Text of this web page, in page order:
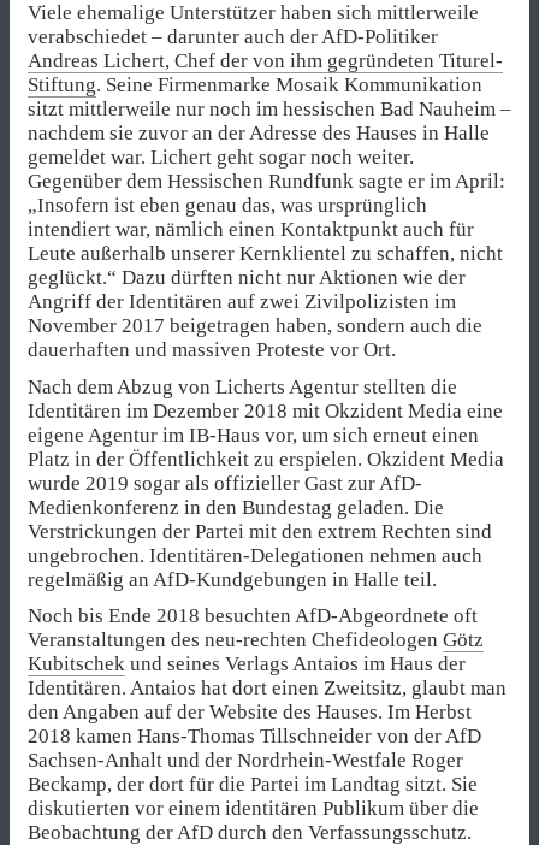
Viele ehemalige Unterstützer haben sich mittlerweile
verabschiedet – darunter auch der AfD-Politiker
Andreas Lichert, Chef der von ihm gegründeten Titurel-
Stiftung. Seine Firmenmarke Mosaik Kommunikation
sitzt mittlerweile nur noch im hessischen Bad Nauheim –
nachdem sie zuvor an der Adresse des Hauses in Halle
gemeldet war. Lichert geht sogar noch weiter.
Gegenüber dem Hessischen Rundfunk sagte er im April:
„Insofern ist eben genau das, was ursprünglich
intendiert war, nämlich einen Kontaktpunkt auch für
Leute außerhalb unserer Kernklientel zu schaffen, nicht
geglückt.“ Dazu dürften nicht nur Aktionen wie der
Angriff der Identitären auf zwei Zivilpolizisten im
November 2017 beigetragen haben, sondern auch die
dauerhaften und massiven Proteste vor Ort.
Nach dem Abzug von Licherts Agentur stellten die
Identitären im Dezember 2018 mit Okzident Media eine
eigene Agentur im IB-Haus vor, um sich erneut einen
Platz in der Öffentlichkeit zu erspielen. Okzident Media
wurde 2019 sogar als offizieller Gast zur AfD-
Medienkonferenz in den Bundestag geladen. Die
Verstrickungen der Partei mit den extrem Rechten sind
ungebrochen. Identitären-Delegationen nehmen auch
regelmäßig an AfD-Kundgebungen in Halle teil.
Noch bis Ende 2018 besuchten AfD-Abgeordnete oft
Veranstaltungen des neu-rechten Chefideologen Götz
Kubitschek und seines Verlags Antaios im Haus der
Identitären. Antaios hat dort einen Zweitsitz, glaubt man
den Angaben auf der Website des Hauses. Im Herbst
2018 kamen Hans-Thomas Tillschneider von der AfD
Sachsen-Anhalt und der Nordrhein-Westfale Roger
Beckamp, der dort für die Partei im Landtag sitzt. Sie
diskutierten vor einem identitären Publikum über die
Beobachtung der AfD durch den Verfassungsschutz.